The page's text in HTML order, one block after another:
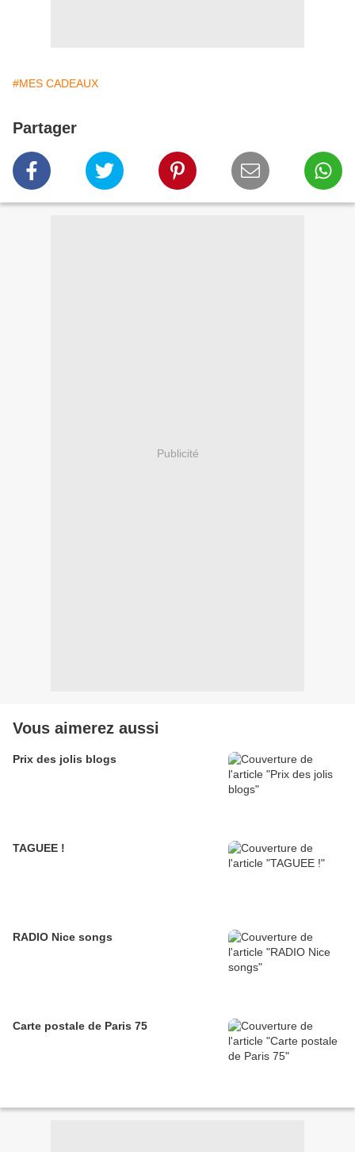
#MES CADEAUX
Partager
Publicité
Vous aimerez aussi
Prix des jolis blogs
TAGUEE !
RADIO Nice songs
Carte postale de Paris 75